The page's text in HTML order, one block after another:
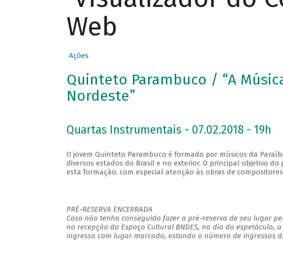
Web
Ações
Quinteto Parambuco / “A
Nordeste”
Quartas Instrumentais - 07.02.2018 - 19h
O jovem Quinteto Parambuco é formado por músicos da
diversos estados do Brasil e no exterior. O principal objetivo
esta formação, com especial atenção às obras de
PRÉ-RESERVA ENCERRADA
Caso não tenha conseguido fazer a pré-reserva de seu lugar
na recepção do Espaço Cultural BNDES, no dia do espetáculo,
ingresso com lugar marcado, estando o número de ingressos